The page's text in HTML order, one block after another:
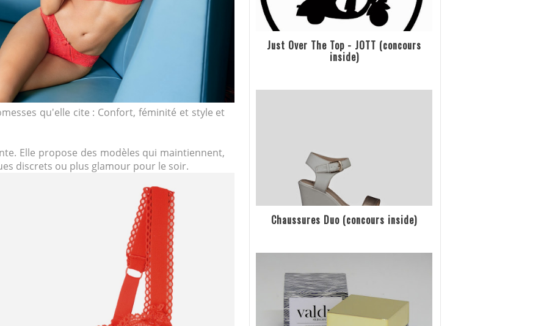
qu'elle cite : Confort, féminité et style et
Elle propose des modèles qui maintiennent,
discrets ou plus glamour pour le soir.
Just Over The Top - JOTT (concours
inside)
Chaussures Duo (concours inside)